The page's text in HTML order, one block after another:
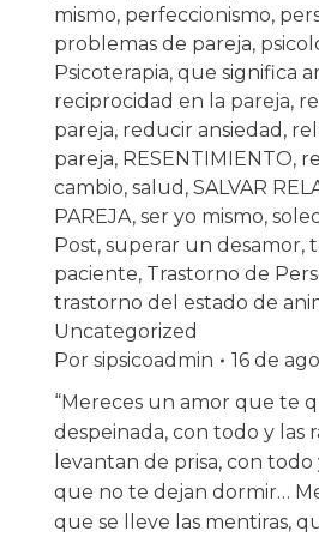
mismo, perfeccionismo,
problemas de pareja,
Psicoterapia, que significa
reciprocidad en la pareja,
pareja, reducir ansiedad ,
pareja, RESENTIMIENTO,
cambio, salud , SALVAR
PAREJA, ser yo mismo,
Post, superar un desamor,
paciente, Trastorno de
trastorno del estado de
Uncategorized
Por sipsicoadmin
16 de
“Mereces un amor que te
despeinada, con todo y las
levantan de prisa, con
que no te dejan dormir…
que se lleve las mentiras,